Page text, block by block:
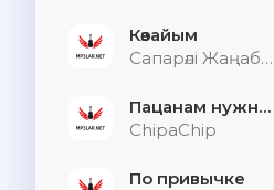
Көзайым
Сапарәлі Жаңабек
Пацанам нужна дыхалка
ChipaChip
По привычке